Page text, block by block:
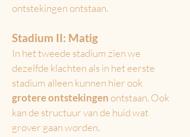
ontstekingen ontstaan.
Stadium II: Matig
In het tweede stadium zien we
dezelfde klachten als in het eerste
stadium alleen kunnen hier ook
grotere ontstekingenontstaan. Ook
kan de structuur van de huid wat
grover gaan worden.